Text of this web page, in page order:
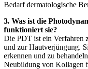
Bedarf dermatologische
3. Was ist die
funktioniert sie?
Die PDT ist ein Verfahren
und zur Hautverjüngung.
erkennen und zu
Neubildung von Kollagen